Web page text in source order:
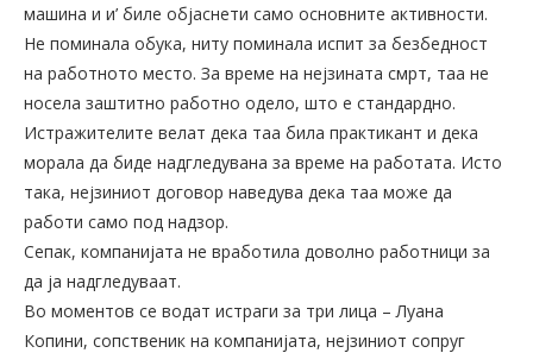
машина и и’ биле објаснети само основните активности.
Не поминала обука, ниту поминала испит за безбедност
на работното место. За време на нејзината смрт, таа не
носела заштитно работно одело, што е стандардно.
Истражителите велат дека таа била практикант и дека
морала да биде надгледувана за време на работата. Исто
така, нејзиниот договор наведува дека таа може да
работи само под надзор.
Сепак, компанијата не вработила доволно работници за
да ја надгледуваат.
Во моментов се водат истраги за три лица – Луана
Копини, сопственик на компанијата, нејзиниот сопруг